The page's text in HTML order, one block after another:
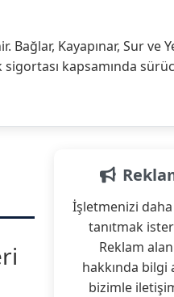
Bağlar, Kayapınar, Sur ve
kapsamında
İşletmenizi
tanıtmak
Reklam
hakkında bilgi
bizimle